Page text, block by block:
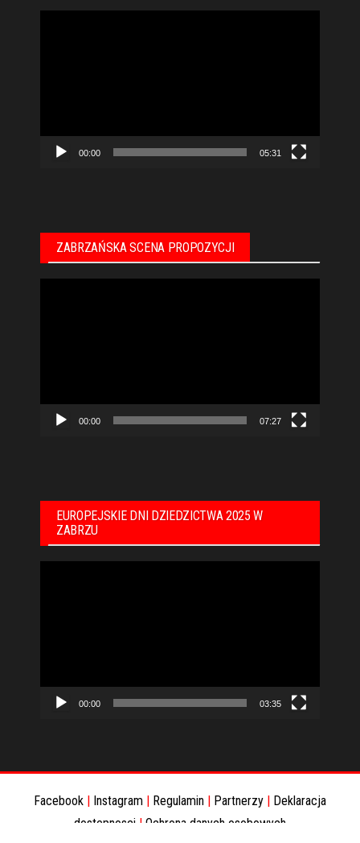
00:00 05:31
ZABRZAŃSKA SCENA PROPOZYCJI
00:00 07:27
EUROPEJSKIE DNI DZIEDZICTWA 2025 W
ZABRZU
00:00 03:35
Facebook | Instagram | Regulamin | Partnerzy | Deklaracja
dostepnosci | Ochrona danych osobowych